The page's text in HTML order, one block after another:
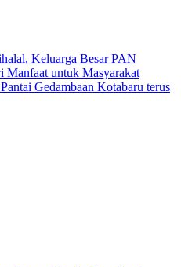
Keluarga Besar PAN
Manfaat untuk Masyarakat
Gedambaan Kotabaru terus